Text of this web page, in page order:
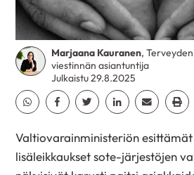
Marjaana Kauranen,
viestinnän asiantuntija
Julkaistu 29.8.2025
Jaa Whatsapp
Jaa Facebook
Jaa TwitterJaa Linkedin
Jaa Email
Jaa
Valtiovarainministeriön
lisäleikkaukset sote-järjestöjen